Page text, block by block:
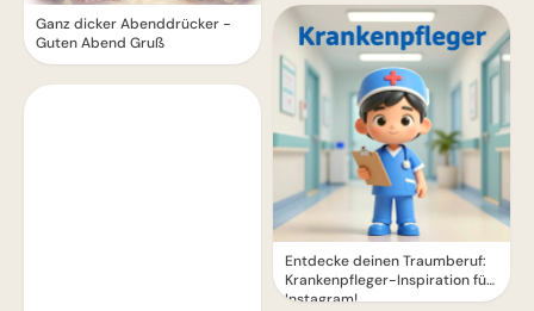
Ganz dicker Abenddrücker -
Guten Abend Gruß
Entdecke deinen Traumberuf:
Krankenpfleger-Inspiration für
Instagram!